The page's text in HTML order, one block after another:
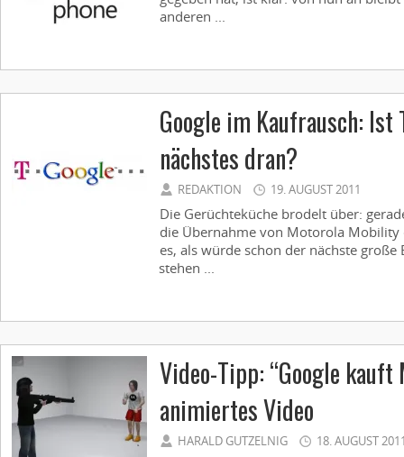
anderen ...
Google im Kaufrausch: Ist
nächstes dran?
REDAKTION 19. AUGUST 2011
Die Gerüchteküche brodelt über:
die Übernahme von Motorola Mobility
es, als würde schon der nächste große
stehen ...
Video-Tipp: “Google kauft
animiertes Video
HARALD GUTZELNIG 18. AUGUST